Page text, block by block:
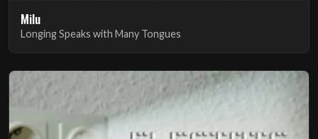
Milu
Longing Speaks with Many Tongues